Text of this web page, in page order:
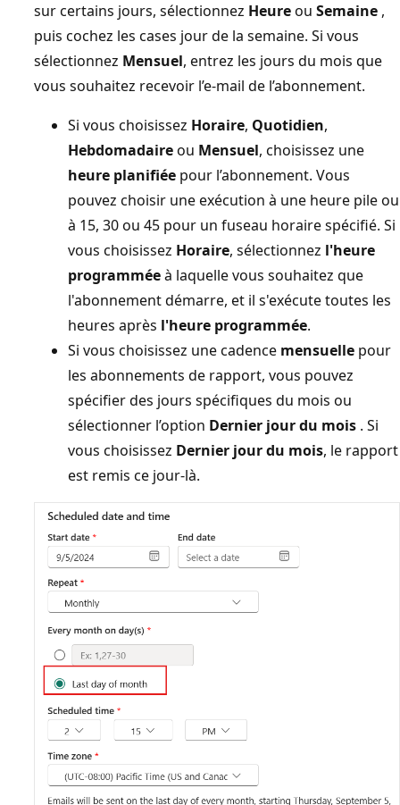
sur certains jours, sélectionnez Heureou Semaine ,
puis cochez les cases jour de la semaine. Si vous
sélectionnez Mensuel, entrez les jours du mois que
vous souhaitez recevoir l’e-mail de l’abonnement.
Si vous choisissez Horaire, Quotidien,
Hebdomadaireou Mensuel, choisissez une
heure planifiée pour l’abonnement. Vous
pouvez choisir une exécution à une heure pile ou
à 15, 30 ou 45 pour un fuseau horaire spécifié. Si
vous choisissez Horaire, sélectionnez l'heure
programméeà laquelle vous souhaitez que
l'abonnement démarre, et il s'exécute toutes les
heures après l'heure programmée.
Si vous choisissez une cadence mensuelle pour
les abonnements de rapport, vous pouvez
spécifier des jours spécifiques du mois ou
sélectionner l’option Dernier jour du mois . Si
vous choisissez Dernier jour du mois, le rapport
est remis ce jour-là.